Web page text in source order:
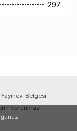
297
Belgesi
Korunması